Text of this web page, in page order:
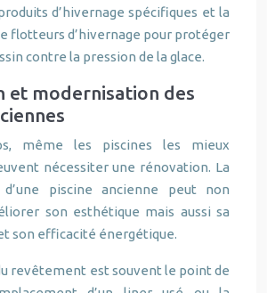
d’hivernage spécifiques et la
flotteurs d’hivernage pour protéger
contre la pression de la glace.
et modernisation des
même les piscines les mieux
nécessiter une rénovation. La
d’une piscine ancienne peut non
son esthétique mais aussi sa
son efficacité énergétique.
revêtement est souvent le point de